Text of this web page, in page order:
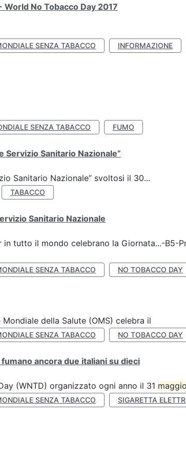
No Tobacco Day 2017
SENZA TABACCO INFORMAZIONE
SENZA TABACCO FUMO
Servizio Sanitario Nazionale”
Sanitario Nazionale” svoltosi il 30...
TABACCO
Sanitario Nazionale
in tutto il mondo celebrano la Giornata...-B5-
SENZA TABACCO NO TOBACCO DAY
Mondiale della Salute (OMS) celebra il
SENZA TABACCO NO TOBACCO DAY
ancora due italiani su dieci
(WNTD) organizzato ogni anno il 31 maggio
SENZA TABACCO
SIGARETTA